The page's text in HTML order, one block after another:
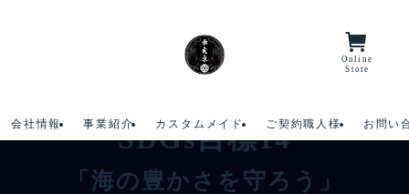
Online
Store
会社情報 事業紹介 カスタムメイド ご契約職人様 お問い
SDGs目標14
「海の豊かさを守ろう」